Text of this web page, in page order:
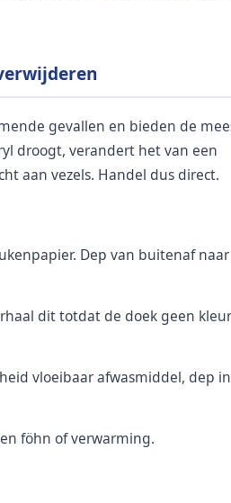
gevallen en bieden de
droogt, verandert het van een
aan vezels. Handel dus direct.
Dep van buitenaf naar
dit totdat de doek geen kleur
vloeibaar afwasmiddel, dep
föhn of verwarming.